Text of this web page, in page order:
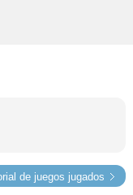
de juegos jugados